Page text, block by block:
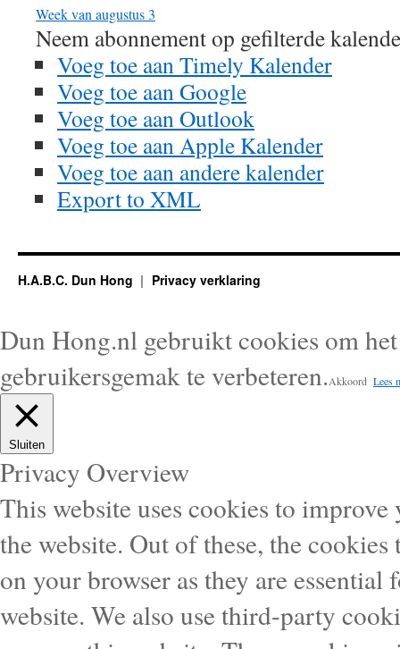
Week van augustus 3
Neem abonnement op gefilterde
Voeg toe aan Timely Kalender
Voeg toe aan Google
Voeg toe aan Outlook
Voeg toe aan Apple Kalender
Voeg toe aan andere kalender
Export to XML
H.A.B.C. Dun Hong Privacy verklaring
Dun Hong.nl gebruikt cookies om
gebruikersgemak te verbeteren.Akkoord Lees
Sluiten
Privacy Overview
This website uses cookies to
the website. Out of these, the cookies
on your browser as they are
website. We also use third-party